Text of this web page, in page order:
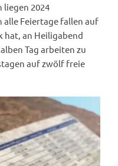
2024
alle Feiertage fallen auf
hat, an Heiligabend
Tag arbeiten zu
auf zwölf freie